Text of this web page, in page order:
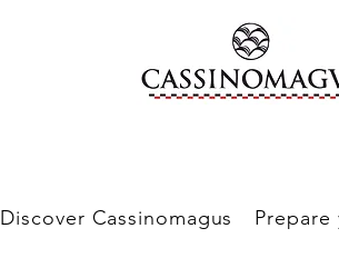
Discover Cassinomagus Prepare